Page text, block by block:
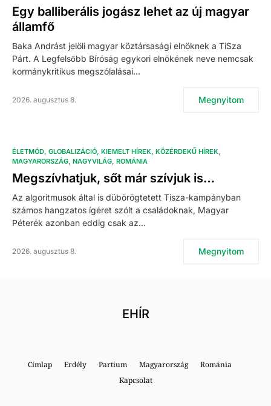
Egy balliberális jogász lehet az új magyar
államfő
Baka Andrást jelöli magyar köztársasági elnöknek a TiSza
Párt. A Legfelsőbb Bíróság egykori elnökének neve nemcsak
kormánykritikus megszólalásai…
2026. augusztus 8. Megnyitom
ÉLETMÓD GLOBALIZÁCIÓ KIEMELT HÍREK KÖZÉRDEKŰ HÍREK
MAGYARORSZÁG NAGYVILÁG ROMÁNIA
Megszívhatjuk, sőt már szívjuk is…
Az algoritmusok által is dübörögtetett Tisza-kampányban
számos hangzatos ígéret szólt a családoknak, Magyar
Péterék azonban eddig csak az…
2026. augusztus 8. Megnyitom
EHÍR
Címlap Erdély Partium Magyarország
Románia
Kapcsolat